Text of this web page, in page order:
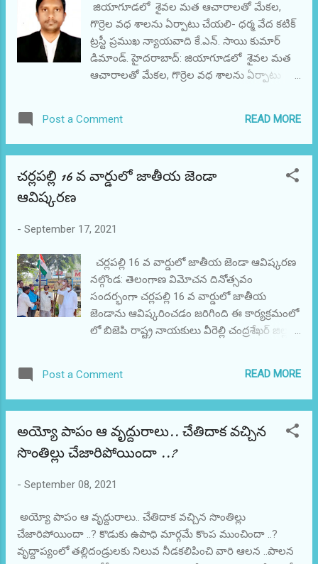
జియాగూడలో శైవల మత ఆచారాలతో మేకల,
గొర్రెల వధ శాలను ఏర్పాటు చేయలి- ధర్మ వేద కటిక్
ట్రస్టీ ప్రముఖ న్యాయవాది కే.ఎన్. సాయి కుమార్
డిమాండ్. హైదరాబాద్: జియాగూడలో శైవల మత
ఆచారాలతో మేకల, గొర్రెల వధ శాలను ఏర్పాటు
ఆయన మా ప్రతినిధి తో మాట్లాడుతూ జియా
గూడలో గల ఆసియాలో కెల్ల పెద్ద మేకల, గొర్రెల
వధించుట కోరకు వధశాలను ఏర్పాటు చేయలని
ఉద్యమాన్ని ఉదృతం చేస్తామని హెచ్చరించారు.
మాంసాన్ని ఇతర దేవతలకు అర్పిస్తే ఎంగిలు
మాంసాన్ని అర్పించినట్లు అవుతుందని అందుకే
శైవల మాత ఆచారము ప్రకారము మేకలను,
గొర్రెలను వధించుటకొఱకు ప్రత్యేక వధ శాలను
ఏర్పాటుచేయాలని కోరుతున్నామని తెలిపారు.
Post a Comment READ MORE
చర్లపల్లి 16 వ వార్డులో జాతీయ జెండా
ఆవిష్కరణ
- September 17, 2021
చర్లపల్లి 16 వ వార్డులో జాతీయ జెండా ఆవిష్కరణ
నల్గొండ: తెలంగాణ విమోచన దినోత్సవం
సందర్భంగా చర్లపల్లి 16 వ వార్డులో జాతీయ
జెండాను ఆవిష్కరించడం జరిగింది ఈ కార్యక్రమంలో
లో బిజెపి రాష్ట్ర నాయకులు వీరెల్లి చంద్రశేఖర్ జిల్లా
సుంకరబోయిన శ్రీనివాసు తదితరులు పాల్గొన్నారు
Post a Comment READ MORE
అయ్యో పాపం ఆ వృద్దురాలు.. చేతిదాక వచ్చిన
సొంతిల్లు చేజారిపోయిందా ..?
- September 08, 2021
అయ్యో పాపం ఆ వృద్దురాలు.. చేతిదాక వచ్చిన సొంతిల్లు
చేజారిపోయిందా ..? కొడుకు ఉపాధి మార్గమే కొంప ముంచిందా ..?
వృద్దాప్యంలో తల్లిదండ్రులకు నిలువ నీడకలిపించి వారి ఆలన ..పాలన